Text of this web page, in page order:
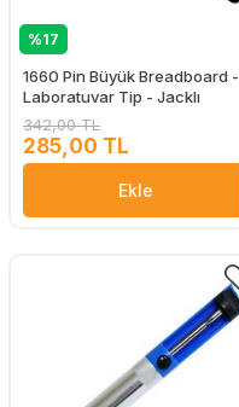
%17
1660 Pin Büyük Breadboard -
Laboratuvar Tip - Jacklı
342,00 TL
285,00 TL
Ekle